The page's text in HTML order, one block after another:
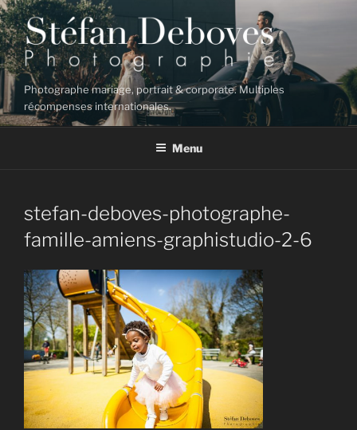
Aller
au
contenu
principal
Photographe mariage, portrait & corporate. Multiples
récompenses internationales.
Menu
stefan-deboves-photographe-
famille-amiens-graphistudio-2-6